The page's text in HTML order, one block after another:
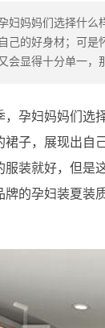
妇妈妈们选择什么
己的好身材；可
会显得十分单一，
，孕妇妈妈们选
裙子，展现出自
服装就好，但是
牌的孕妇装夏装